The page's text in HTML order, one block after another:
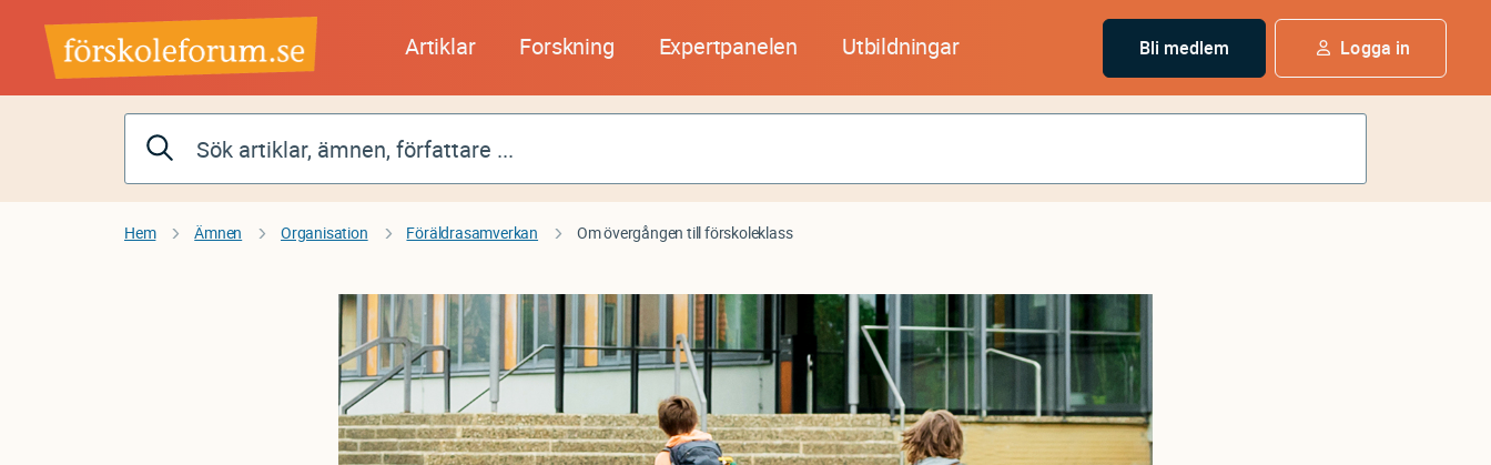
huvudinnehåll
Artiklar Forskning Expertpanelen Utbildningar Bli medlem Logga in
Hem Ämnen Organisation Föräldrasamverkan Om övergången till förskoleklass